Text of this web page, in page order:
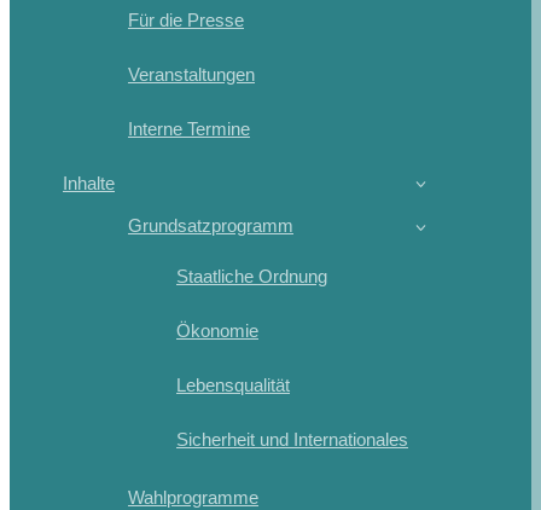
Für die Presse
Veranstaltungen
Interne Termine
Inhalte
Grundsatzprogramm
Staatliche Ordnung
Ökonomie
Lebensqualität
Sicherheit und Internationales
Wahlprogramme